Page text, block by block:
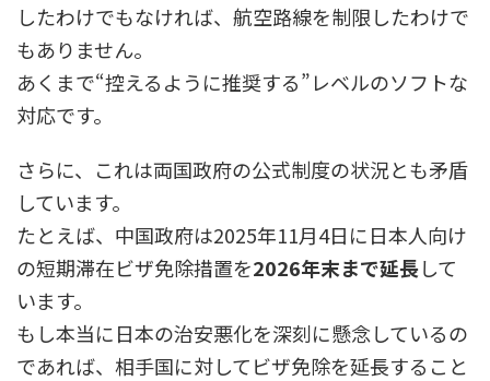
したわけでもなければ、航空路線を制限したわけで
もありません。
あくまで“控えるように推奨する”レベルのソフトな
対応です。
さらに、これは両国政府の公式制度の状況とも矛盾
しています。
たとえば、中国政府は2025年11月4日に日本人向け
の短期滞在ビザ免除措置を2026年末まで延長して
います。
もし本当に日本の治安悪化を深刻に懸念しているの
であれば、相手国に対してビザ免除を延長すること